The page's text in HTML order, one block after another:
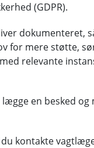
(GDPR).
dokumenteret,
for mere støtte,
relevante
en besked
kontakte